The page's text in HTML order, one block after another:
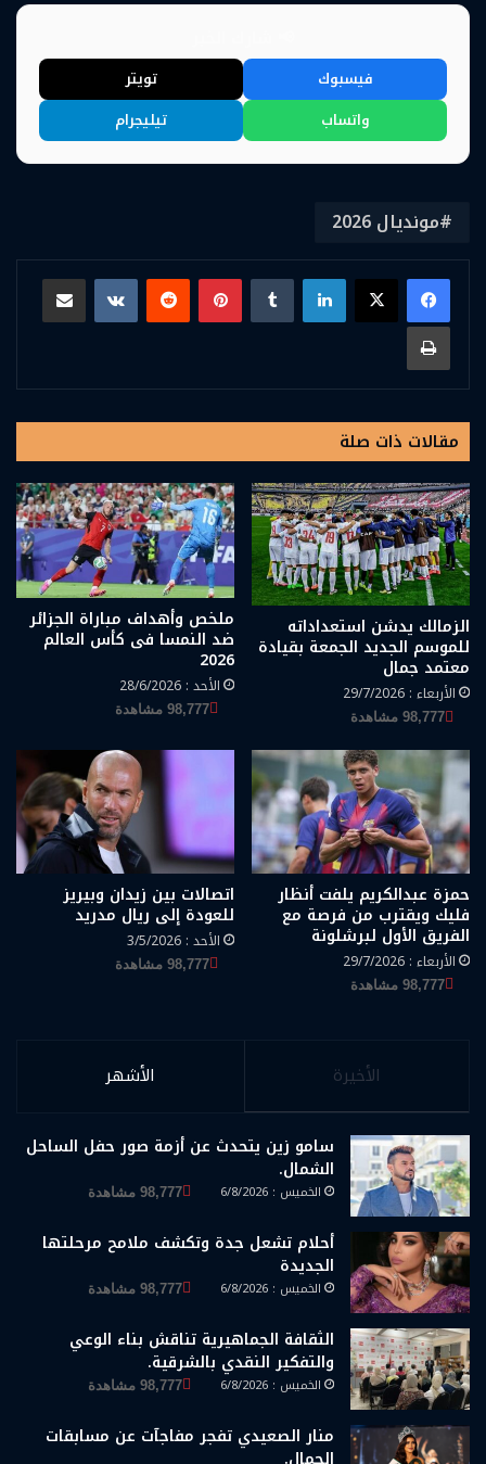
فيسبوك
تويتر
واتساب
تيليجرام
مونديال 2026
لينكدإن بينتيريست
مشاركة عبر البريد
طباعة
مقالات ذات صلة
الزمالك يدشن استعداداته
للموسم الجديد الجمعة بقيادة
معتمد جمال
الأربعاء : 29/7/2026
98,777 مشاهدة
ملخص وأهداف مباراة الجزائر
ضد النمسا فى كأس العالم
2026
الأحد : 28/6/2026
98,777 مشاهدة
حمزة عبدالكريم يلفت أنظار
فليك ويقترب من فرصة مع
الفريق الأول لبرشلونة
الأربعاء : 29/7/2026
98,777 مشاهدة
اتصالات بين زيدان وبيريز
للعودة إلى ريال مدريد
الأحد : 3/5/2026
98,777 مشاهدة
الأخيرة الأشهر
سامو زين يتحدث عن أزمة صور حفل الساحل
الشمال.
الخميس : 6/8/2026 98,777 مشاهدة
أحلام تشعل جدة وتكشف ملامح مرحلتها
الجديدة
الخميس : 6/8/2026 98,777 مشاهدة
الثقافة الجماهيرية تناقش بناء الوعي
والتفكير النقدي بالشرقية.
الخميس : 6/8/2026 98,777 مشاهدة
منار الصعيدي تفجر مفاجآت عن مسابقات